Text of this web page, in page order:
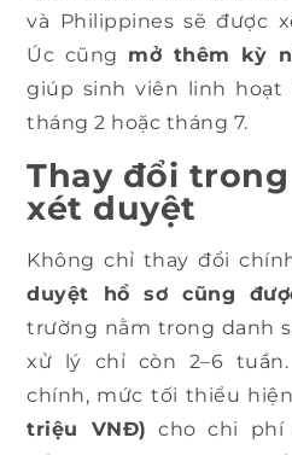
và Philippines sẽ được
Úc cũng mở thêm kỳ
giúp sinh viên linh hoạt
tháng 2 hoặc tháng 7.
Thay đổi
xét duyệt
Không chỉ thay đổi
duyệt hồ sơ cũng
trường nằm trong danh
xử lý chỉ còn 2–6
chính, mức tối thiểu
triệu VNĐ) cho chi phí